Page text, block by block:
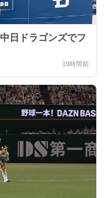
日ドラゴンズでフ
19時間前